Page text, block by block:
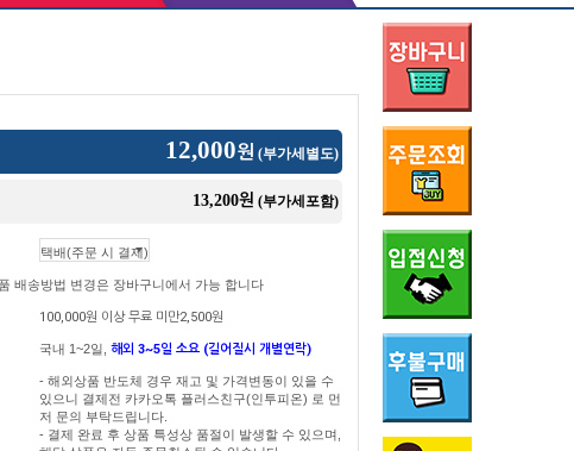
12,000원 (부가세별도)
13,200원 (부가세포함)
배송방법 변경은 장바구니에서 가능 합니다
100,000원 이상 무료 미만2,500원
국내 1~2일, 해외 3~5일 소요 (길어질시 개별연락)
- 해외상품 반도체 경우 재고 및 가격변동이 있을 수
있으니 결제전 카카오톡 플러스친구(인투피온) 로 먼
저 문의 부탁드립니다.
- 결제 완료 후 상품 특성상 품절이 발생할 수 있으며,